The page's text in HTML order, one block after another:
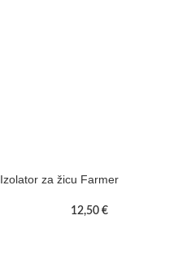
Izolator za žicu Farmer
12,50 €